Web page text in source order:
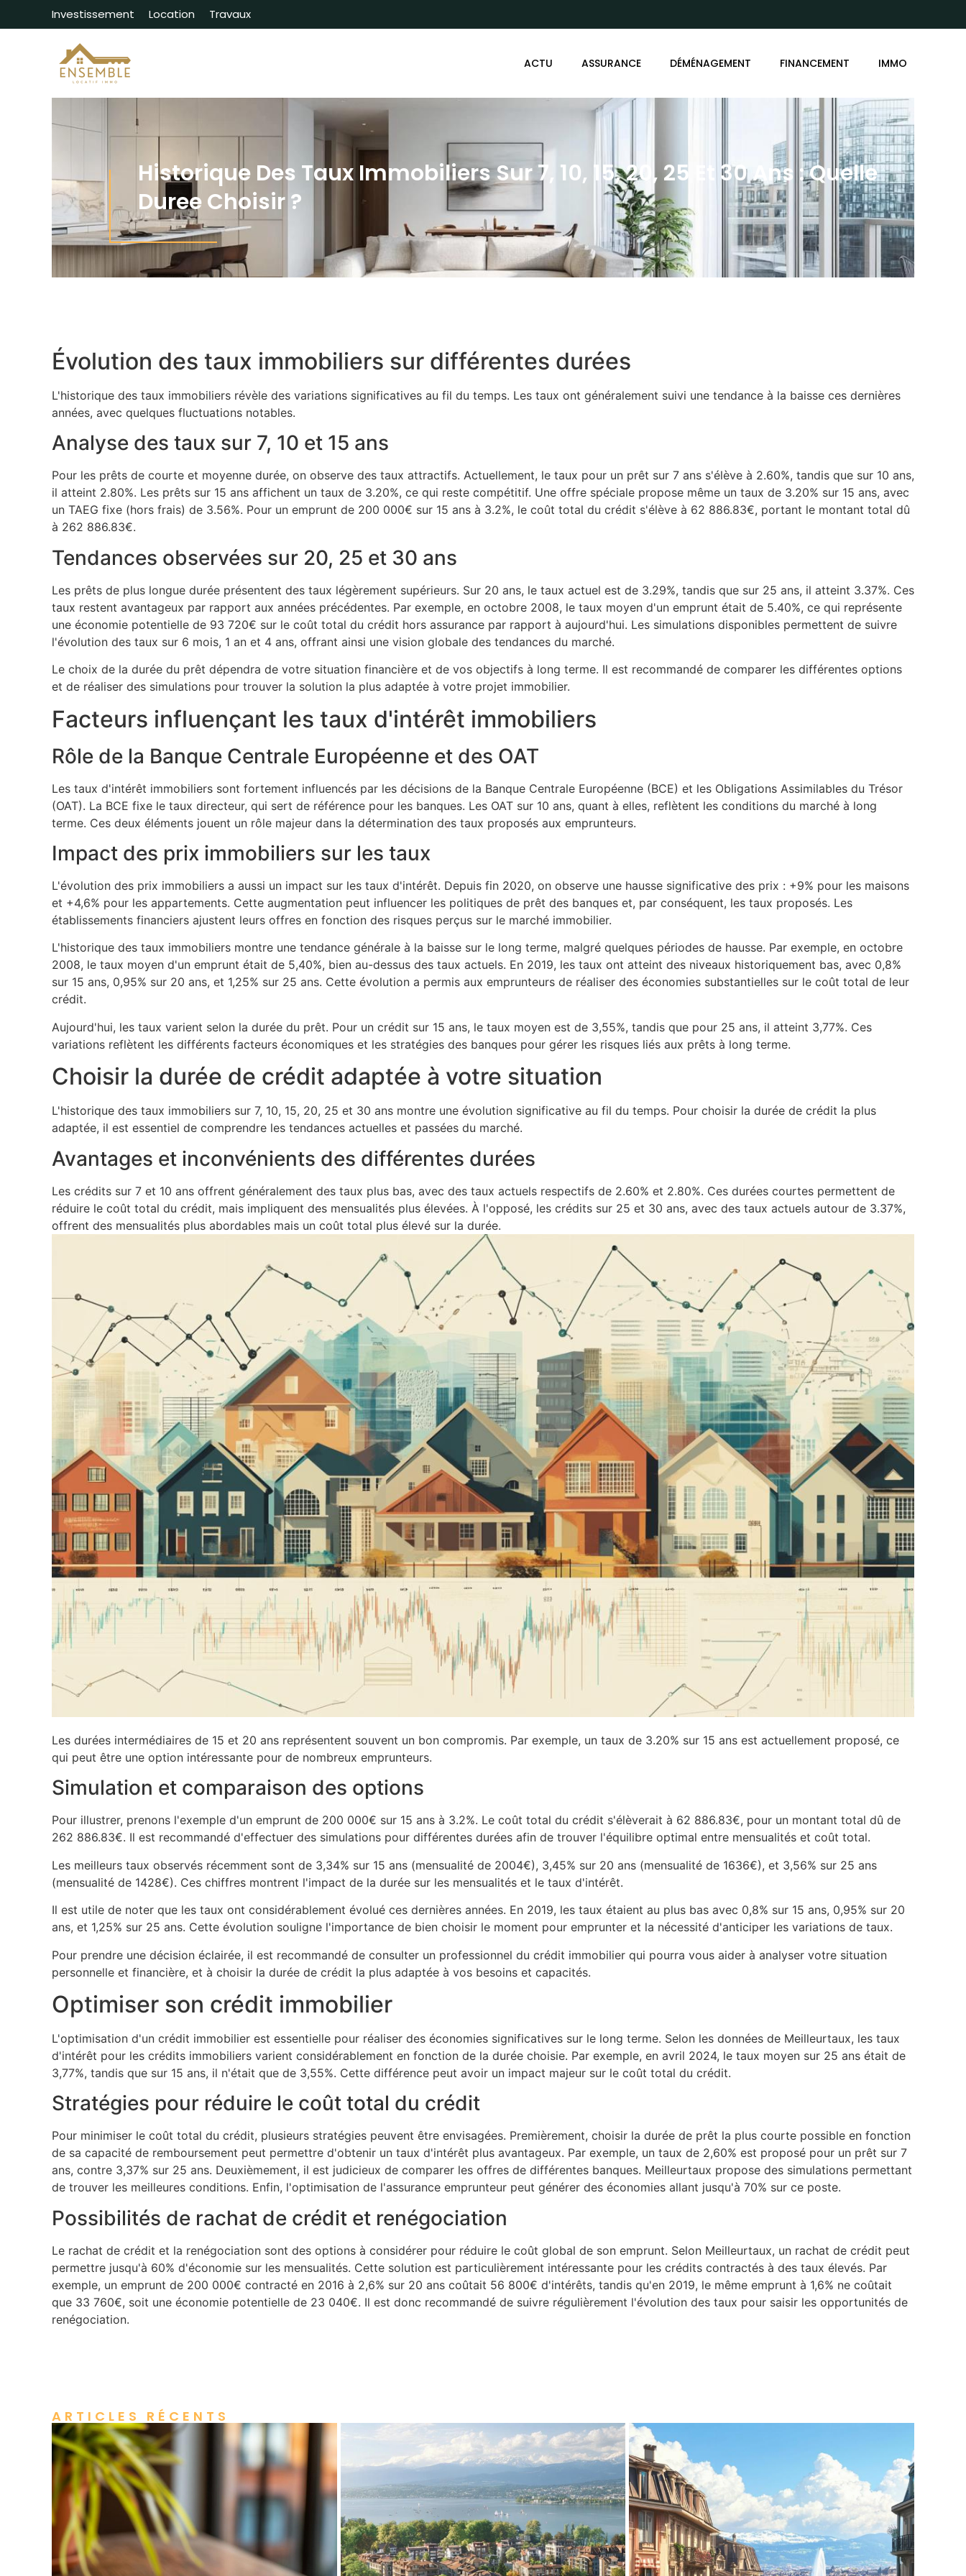
Investissement Location Travaux
ACTU ASSURANCE DÉMÉNAGEMENT FINANCEMENT IMMO
Historique Des Taux Immobiliers Sur 7, 10, 15, 20, 25 Et 30 Ans : Quelle
Duree Choisir ?
Évolution des taux immobiliers sur différentes durées
L'historique des taux immobiliers révèle des variations significatives au fil du temps. Les taux ont généralement suivi une tendance à la baisse ces dernières
années, avec quelques fluctuations notables.
Analyse des taux sur 7, 10 et 15 ans
Pour les prêts de courte et moyenne durée, on observe des taux attractifs. Actuellement, le taux pour un prêt sur 7 ans s'élève à 2.60%, tandis que sur 10 ans,
il atteint 2.80%. Les prêts sur 15 ans affichent un taux de 3.20%, ce qui reste compétitif. Une offre spéciale propose même un taux de 3.20% sur 15 ans, avec
un TAEG fixe (hors frais) de 3.56%. Pour un emprunt de 200 000€ sur 15 ans à 3.2%, le coût total du crédit s'élève à 62 886.83€, portant le montant total dû
à 262 886.83€.
Tendances observées sur 20, 25 et 30 ans
Les prêts de plus longue durée présentent des taux légèrement supérieurs. Sur 20 ans, le taux actuel est de 3.29%, tandis que sur 25 ans, il atteint 3.37%. Ces
taux restent avantageux par rapport aux années précédentes. Par exemple, en octobre 2008, le taux moyen d'un emprunt était de 5.40%, ce qui représente
une économie potentielle de 93 720€ sur le coût total du crédit hors assurance par rapport à aujourd'hui. Les simulations disponibles permettent de suivre
l'évolution des taux sur 6 mois, 1 an et 4 ans, offrant ainsi une vision globale des tendances du marché.
Le choix de la durée du prêt dépendra de votre situation financière et de vos objectifs à long terme. Il est recommandé de comparer les différentes options
et de réaliser des simulations pour trouver la solution la plus adaptée à votre projet immobilier.
Facteurs influençant les taux d'intérêt immobiliers
Rôle de la Banque Centrale Européenne et des OAT
Les taux d'intérêt immobiliers sont fortement influencés par les décisions de la Banque Centrale Européenne (BCE) et les Obligations Assimilables du Trésor
(OAT). La BCE fixe le taux directeur, qui sert de référence pour les banques. Les OAT sur 10 ans, quant à elles, reflètent les conditions du marché à long
terme. Ces deux éléments jouent un rôle majeur dans la détermination des taux proposés aux emprunteurs.
Impact des prix immobiliers sur les taux
L'évolution des prix immobiliers a aussi un impact sur les taux d'intérêt. Depuis fin 2020, on observe une hausse significative des prix : +9% pour les maisons
et +4,6% pour les appartements. Cette augmentation peut influencer les politiques de prêt des banques et, par conséquent, les taux proposés. Les
établissements financiers ajustent leurs offres en fonction des risques perçus sur le marché immobilier.
L'historique des taux immobiliers montre une tendance générale à la baisse sur le long terme, malgré quelques périodes de hausse. Par exemple, en octobre
2008, le taux moyen d'un emprunt était de 5,40%, bien au-dessus des taux actuels. En 2019, les taux ont atteint des niveaux historiquement bas, avec 0,8%
sur 15 ans, 0,95% sur 20 ans, et 1,25% sur 25 ans. Cette évolution a permis aux emprunteurs de réaliser des économies substantielles sur le coût total de leur
crédit.
Aujourd'hui, les taux varient selon la durée du prêt. Pour un crédit sur 15 ans, le taux moyen est de 3,55%, tandis que pour 25 ans, il atteint 3,77%. Ces
variations reflètent les différents facteurs économiques et les stratégies des banques pour gérer les risques liés aux prêts à long terme.
Choisir la durée de crédit adaptée à votre situation
L'historique des taux immobiliers sur 7, 10, 15, 20, 25 et 30 ans montre une évolution significative au fil du temps. Pour choisir la durée de crédit la plus
adaptée, il est essentiel de comprendre les tendances actuelles et passées du marché.
Avantages et inconvénients des différentes durées
Les crédits sur 7 et 10 ans offrent généralement des taux plus bas, avec des taux actuels respectifs de 2.60% et 2.80%. Ces durées courtes permettent de
réduire le coût total du crédit, mais impliquent des mensualités plus élevées. À l'opposé, les crédits sur 25 et 30 ans, avec des taux actuels autour de 3.37%,
offrent des mensualités plus abordables mais un coût total plus élevé sur la durée.
Les durées intermédiaires de 15 et 20 ans représentent souvent un bon compromis. Par exemple, un taux de 3.20% sur 15 ans est actuellement proposé, ce
qui peut être une option intéressante pour de nombreux emprunteurs.
Simulation et comparaison des options
Pour illustrer, prenons l'exemple d'un emprunt de 200 000€ sur 15 ans à 3.2%. Le coût total du crédit s'élèverait à 62 886.83€, pour un montant total dû de
262 886.83€. Il est recommandé d'effectuer des simulations pour différentes durées afin de trouver l'équilibre optimal entre mensualités et coût total.
Les meilleurs taux observés récemment sont de 3,34% sur 15 ans (mensualité de 2004€), 3,45% sur 20 ans (mensualité de 1636€), et 3,56% sur 25 ans
(mensualité de 1428€). Ces chiffres montrent l'impact de la durée sur les mensualités et le taux d'intérêt.
Il est utile de noter que les taux ont considérablement évolué ces dernières années. En 2019, les taux étaient au plus bas avec 0,8% sur 15 ans, 0,95% sur 20
ans, et 1,25% sur 25 ans. Cette évolution souligne l'importance de bien choisir le moment pour emprunter et la nécessité d'anticiper les variations de taux.
Pour prendre une décision éclairée, il est recommandé de consulter un professionnel du crédit immobilier qui pourra vous aider à analyser votre situation
personnelle et financière, et à choisir la durée de crédit la plus adaptée à vos besoins et capacités.
Optimiser son crédit immobilier
L'optimisation d'un crédit immobilier est essentielle pour réaliser des économies significatives sur le long terme. Selon les données de Meilleurtaux, les taux
d'intérêt pour les crédits immobiliers varient considérablement en fonction de la durée choisie. Par exemple, en avril 2024, le taux moyen sur 25 ans était de
3,77%, tandis que sur 15 ans, il n'était que de 3,55%. Cette différence peut avoir un impact majeur sur le coût total du crédit.
Stratégies pour réduire le coût total du crédit
Pour minimiser le coût total du crédit, plusieurs stratégies peuvent être envisagées. Premièrement, choisir la durée de prêt la plus courte possible en fonction
de sa capacité de remboursement peut permettre d'obtenir un taux d'intérêt plus avantageux. Par exemple, un taux de 2,60% est proposé pour un prêt sur 7
ans, contre 3,37% sur 25 ans. Deuxièmement, il est judicieux de comparer les offres de différentes banques. Meilleurtaux propose des simulations permettant
de trouver les meilleures conditions. Enfin, l'optimisation de l'assurance emprunteur peut générer des économies allant jusqu'à 70% sur ce poste.
Possibilités de rachat de crédit et renégociation
Le rachat de crédit et la renégociation sont des options à considérer pour réduire le coût global de son emprunt. Selon Meilleurtaux, un rachat de crédit peut
permettre jusqu'à 60% d'économie sur les mensualités. Cette solution est particulièrement intéressante pour les crédits contractés à des taux élevés. Par
exemple, un emprunt de 200 000€ contracté en 2016 à 2,6% sur 20 ans coûtait 56 800€ d'intérêts, tandis qu'en 2019, le même emprunt à 1,6% ne coûtait
que 33 760€, soit une économie potentielle de 23 040€. Il est donc recommandé de suivre régulièrement l'évolution des taux pour saisir les opportunités de
renégociation.
ARTICLES RÉCENTS